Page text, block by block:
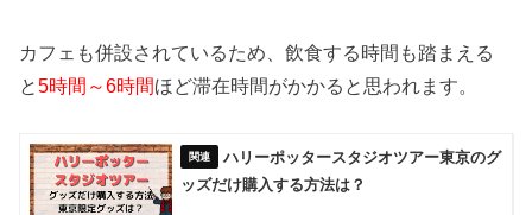
カフェも併設されているため、飲食する時間も踏まえる
と5時間～6時間ほど滞在時間がかかると思われます。
ハリーポッタースタジオツアー東京のグ
ッズだけ購入する方法は？